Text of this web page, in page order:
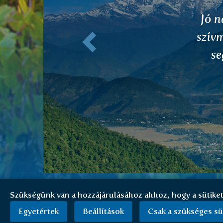
Előző
Szükségünk van a hozzájárulásához ahhoz, hogy a
Egyetértek
Beállítások Csak a szükséges